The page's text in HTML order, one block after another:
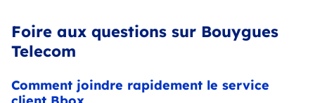
Foire aux questions sur Bouygues
Telecom
Comment joindre rapidement le service